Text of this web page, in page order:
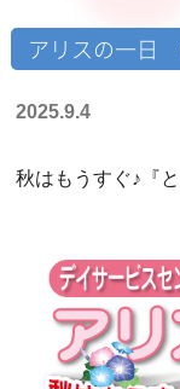
アリスの一
2025.9.4
秋はもうすぐ♪『